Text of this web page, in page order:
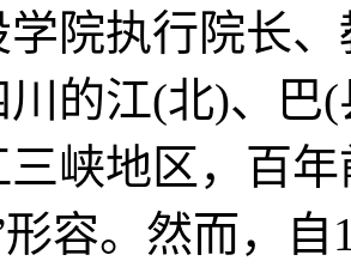
学院执行院长
川的江(北)、巴
三峡地区，百
形容。然而，